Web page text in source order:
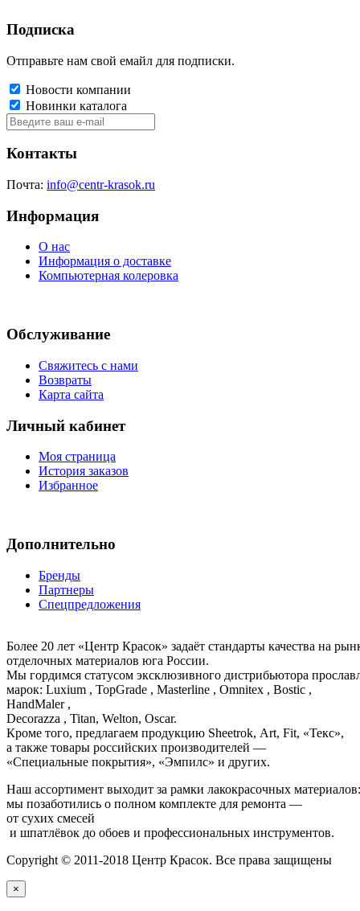
Подписка
Отправьте нам свой емайл для подписки.
Новости компании
Новинки каталога
Контакты
Почта: info@centr-krasok.ru
Информация
О нас
Информация о доставке
Компьютерная колеровка
Обслуживание
Свяжитесь с нами
Возвраты
Карта сайта
Личный кабинет
Моя страница
История заказов
Избранное
Дополнительно
Бренды
Партнеры
Спецпредложения
Более 20 лет «Центр Красок» задаёт стандарты качества на
отделочных материалов юга России.
Мы гордимся статусом эксклюзивного дистрибьютора
марок: Luxium , TopGrade , Masterline , Omnitex , Bostic ,
HandMaler ,
Decorazza , Titan, Welton, Oscar.
Кроме того, предлагаем продукцию Sheetrok, Art, Fit, «Текс»,
а также товары российских производителей —
«Специальные покрытия», «Эмпилс» и других.
Наш ассортимент выходит за рамки лакокрасочных
мы позаботились о полном комплекте для ремонта —
от сухих смесей
и шпатлёвок до обоев и профессиональных инструментов.
Copyright © 2011-2018 Центр Красок. Все права защищены
×